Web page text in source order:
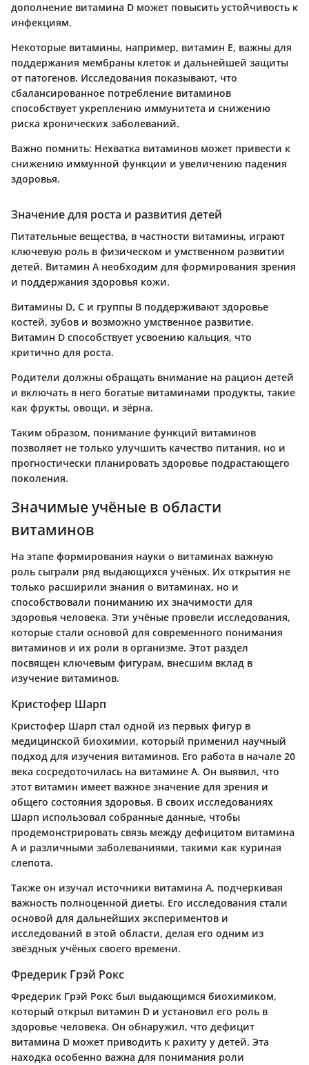
дополнение витамина D может повысить устойчивость к
инфекциям.
Некоторые витамины, например, витамин E, важны для
поддержания мембраны клеток и дальнейшей защиты
от патогенов. Исследования показывают, что
сбалансированное потребление витаминов
способствует укреплению иммунитета и снижению
риска хронических заболеваний.
Важно помнить: Нехватка витаминов может привести к
снижению иммунной функции и увеличению падения
здоровья.
Значение для роста и развития детей
Питательные вещества, в частности витамины, играют
ключевую роль в физическом и умственном развитии
детей. Витамин A необходим для формирования зрения
и поддержания здоровья кожи.
Витамины D, C и группы B поддерживают здоровье
костей, зубов и возможно умственное развитие.
Витамин D способствует усвоению кальция, что
критично для роста.
Родители должны обращать внимание на рацион детей
и включать в него богатые витаминами продукты, такие
как фрукты, овощи, и зёрна.
Таким образом, понимание функций витаминов
позволяет не только улучшить качество питания, но и
прогностически планировать здоровье подрастающего
поколения.
Значимые учёные в области
витаминов
На этапе формирования науки о витаминах важную
роль сыграли ряд выдающихся учёных. Их открытия не
только расширили знания о витаминах, но и
способствовали пониманию их значимости для
здоровья человека. Эти учёные провели исследования,
которые стали основой для современного понимания
витаминов и их роли в организме. Этот раздел
посвящен ключевым фигурам, внесшим вклад в
изучение витаминов.
Кристофер Шарп
Кристофер Шарп стал одной из первых фигур в
медицинской биохимии, который применил научный
подход для изучения витаминов. Его работа в начале 20
века сосредоточилась на витамине А. Он выявил, что
этот витамин имеет важное значение для зрения и
общего состояния здоровья. В своих исследованиях
Шарп использовал собранные данные, чтобы
продемонстрировать связь между дефицитом витамина
А и различными заболеваниями, такими как куриная
слепота.
Также он изучал источники витамина А, подчеркивая
важность полноценной диеты. Его исследования стали
основой для дальнейших экспериментов и
исследований в этой области, делая его одним из
звёздных учёных своего времени.
Фредерик Грэй Рокс
Фредерик Грэй Рокс был выдающимся биохимиком,
который открыл витамин D и установил его роль в
здоровье человека. Он обнаружил, что дефицит
витамина D может приводить к рахиту у детей. Эта
находка особенно важна для понимания роли